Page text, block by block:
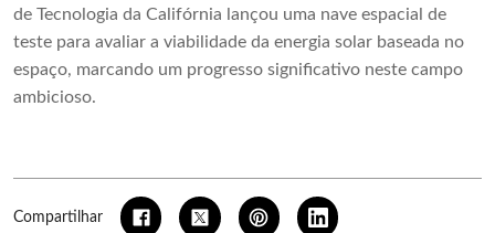
de Tecnologia da Califórnia lançou uma nave espacial de
teste para avaliar a viabilidade da energia solar baseada no
espaço, marcando um progresso significativo neste campo
ambicioso.
Compartilhar